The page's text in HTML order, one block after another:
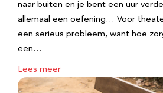
naar buiten en je bent een uur
allemaal een oefening… Voor
een serieus probleem, want hoe
een…
Lees meer